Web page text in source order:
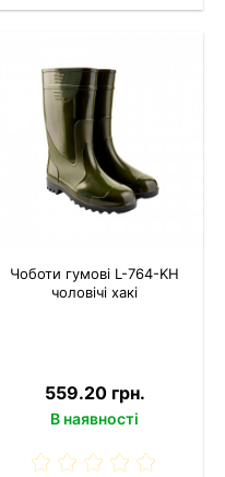
Чоботи гумові L-764-KH
чоловічі хакі
559.20 грн.
В наявності